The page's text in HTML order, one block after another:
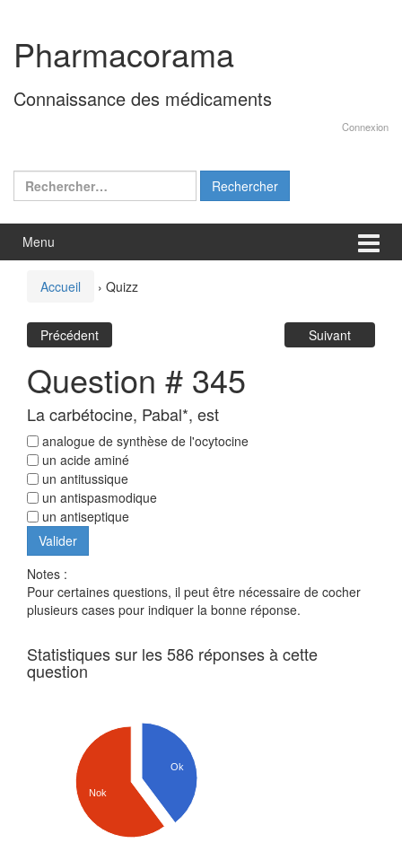
contenu
menu
principal
Pharmacorama
Connaissance des médicaments
Connexion
Rechercher :
Menu
Accueil › Quizz
Précédent Suivant
Question # 345
La carbétocine, Pabal*, est
analogue de synthèse de l'ocytocine
un acide aminé
un antitussique
un antispasmodique
un antiseptique
Notes :
Pour certaines questions, il peut être nécessaire de cocher
plusieurs cases pour indiquer la bonne réponse.
Statistiques sur les 586 réponses à cette
question
Ok
Nok